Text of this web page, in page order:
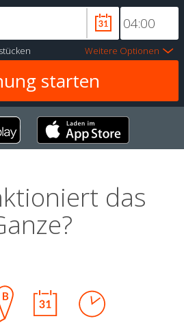
Weitere Optionen
das